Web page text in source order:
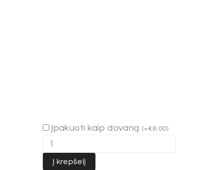
Įpakuoti kaip dovaną (+€6.00)
Į krepšelį